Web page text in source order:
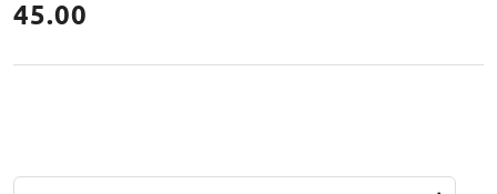
cena:
45.00